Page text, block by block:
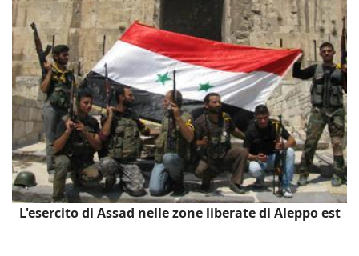
L'esercito di Assad nelle zone liberate di Aleppo est